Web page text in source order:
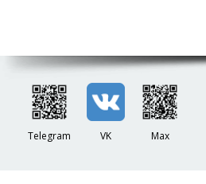
Telegram VK Max